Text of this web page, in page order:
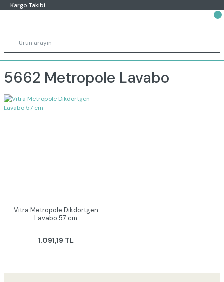
Kargo Takibi
5662 Metropole Lavabo
Vitra Metropole Dikdörtgen
Lavabo 57 cm
1.091,19 TL